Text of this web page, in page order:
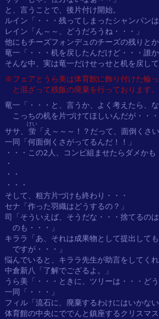
と、言うことで、後片付け開始。
ルイン「・・・残ってしまったシャンパン
レイン「ん～～、どうだろうね・・・」
他にもチーズフォンデュのチーズの残りと
竜一「・・・机を戻したんだけど・・・誰
※フェアとうら美は体育館に飾り付けた輪
と混ざって残飯の廃棄を行っております。
竜一「・・・と、言うか、よく考えたら、
こっちの机を片づけてほしいんだが・・・
ササ、 蛍
けい
「え～～～！？だって、面倒くさ
一同「何面倒くさがってるんだ！！」
・・・この2人、コンビ組ませたらダメかも
・
・・
・・・
そして、粗方片づけも終わり・・・
セナ「作った羽織はどうするの？」
司「そういえば、そうだな・・・捨てるの
のも・・・」
キララ「あ、それは成果物として提出して
ですが・・・」
悩んでいると、キララ先生が助言をしてくれ
中倉新八「了解でござるよ。」
うら美「・・・ときに、ツリーは・・・どう
一同「・・・」
フィル「流石に、廃棄するわけにはいかない
体育館の中央にででんと鎮座するクリスマ